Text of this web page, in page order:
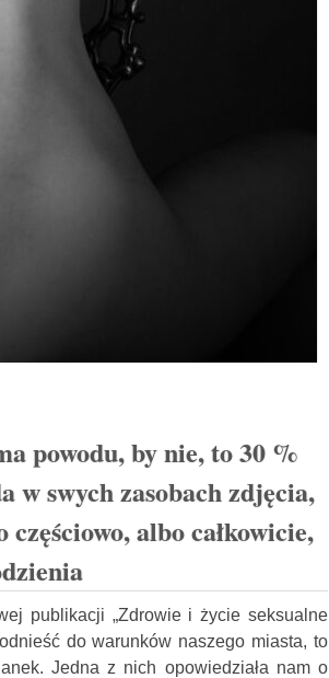
powodu, by nie, to 30 %
w swych zasobach zdjęcia,
albo całkowicie,
publikacji „Zdrowie i życie seksualne
do warunków naszego miasta, to
Jedna z nich opowiedziała nam o